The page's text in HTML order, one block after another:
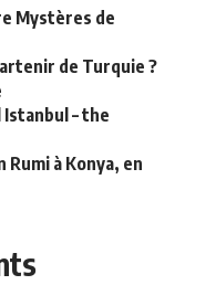
Mystères de
de Turquie ?
– the
Rumi à Konya, en